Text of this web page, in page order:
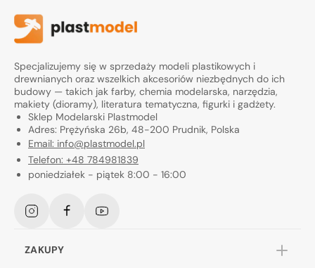
Specjalizujemy się w sprzedaży modeli plastikowych i
drewnianych oraz wszelkich akcesoriów niezbędnych do ich
budowy — takich jak farby, chemia modelarska, narzędzia,
makiety (dioramy), literatura tematyczna, figurki i gadżety.
Sklep Modelarski Plastmodel
Adres: Prężyńska 26b, 48-200 Prudnik, Polska
Email: info@plastmodel.pl
Telefon: +48 784981839
poniedziałek - piątek 8:00 - 16:00
InstagramFacebookYouTube
ZAKUPY